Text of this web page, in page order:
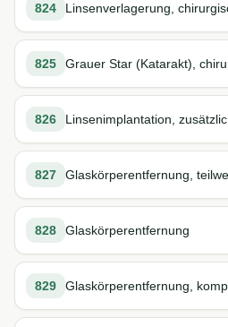
824 Linsenverlagerung,
825 Grauer Star (Katarakt),
826 Linsenimplantation,
827 Glaskörperentfernung,
828 Glaskörperentfernung
829 Glaskörperentfernung,